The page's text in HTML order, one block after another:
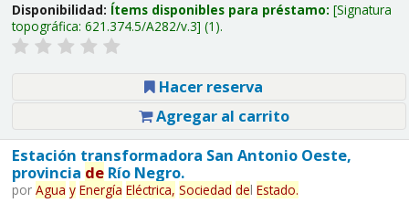
Disponibilidad: Ítems disponibles para préstamo: Signatura
topográfica: 621.374.5/A282/v.3 (1).
Hacer reserva
Agregar al carrito
Estación transformadora San Antonio Oeste,
provincia deRío Negro.
por Agua y Energía Eléctrica, Sociedad del Estado.